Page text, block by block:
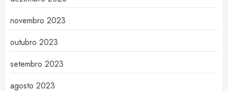
novembro 2023
outubro 2023
setembro 2023
agosto 2023